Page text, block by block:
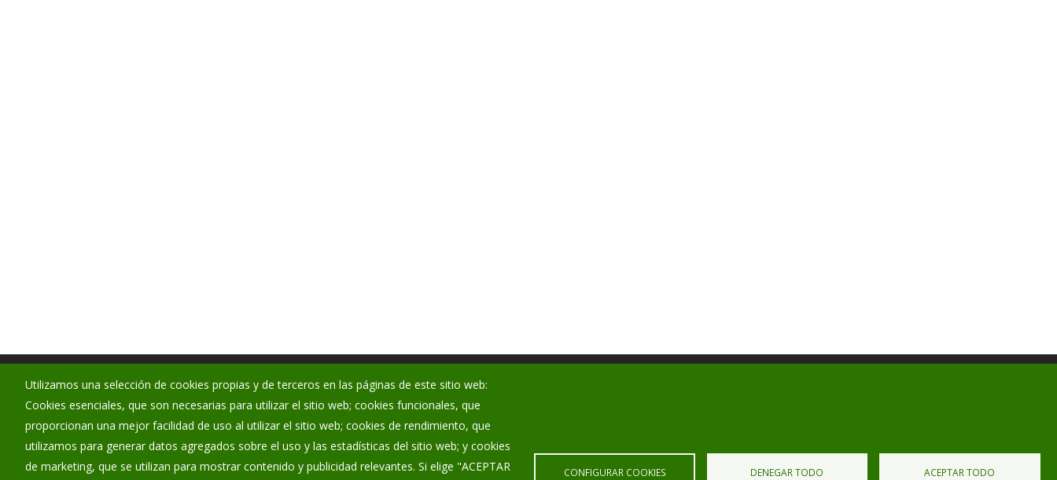
Utilizamos una selección de cookies propias y de terceros en las páginas de este sitio web:
Cookies esenciales, que son necesarias para utilizar el sitio web; cookies funcionales, que
proporcionan una mejor facilidad de uso al utilizar el sitio web; cookies de rendimiento, que
utilizamos para generar datos agregados sobre el uso y las estadísticas del sitio web; y cookies
de marketing, que se utilizan para mostrar contenido y publicidad relevantes. Si elige "ACEPTAR
CONFIGURAR COOKIES DENEGAR TODO ACEPTAR TODO
Ayuntamiento de Briviesca
: Santa María Encimera 1 - 09240
: 947 59 04 05
: ayuntamiento@ayto-briviesca.com
Corporación Municipal
Teléfonos de interés